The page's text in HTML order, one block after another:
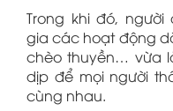
Trong khi đó,
gia các hoạt động
chèo thuyền… vừa
dịp để mọi người
cùng nhau.